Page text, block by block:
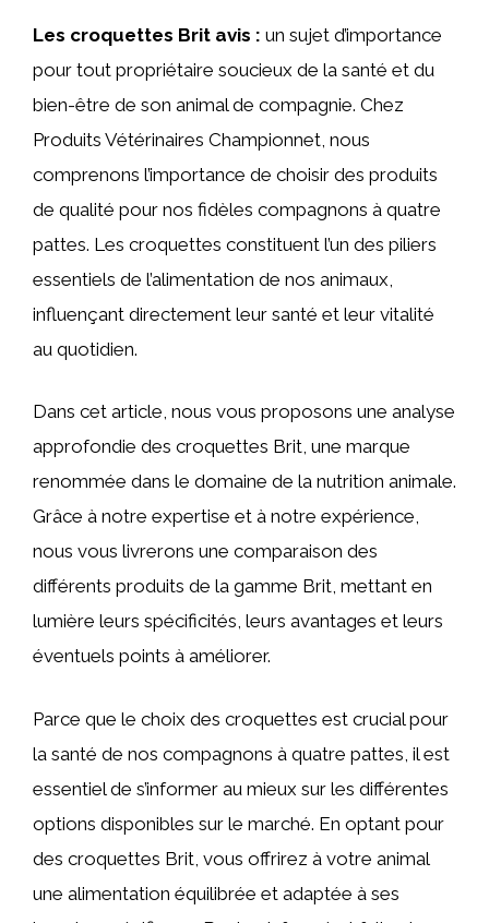
Les croquettes Brit avis : un sujet d’importance
pour tout propriétaire soucieux de la santé et du
bien-être de son animal de compagnie. Chez
Produits Vétérinaires Championnet, nous
comprenons l’importance de choisir des produits
de qualité pour nos fidèles compagnons à quatre
pattes. Les croquettes constituent l’un des piliers
essentiels de l’alimentation de nos animaux,
influençant directement leur santé et leur vitalité
au quotidien.
Dans cet article, nous vous proposons une analyse
approfondie des croquettes Brit, une marque
renommée dans le domaine de la nutrition animale.
Grâce à notre expertise et à notre expérience,
nous vous livrerons une comparaison des
différents produits de la gamme Brit, mettant en
lumière leurs spécificités, leurs avantages et leurs
éventuels points à améliorer.
Parce que le choix des croquettes est crucial pour
la santé de nos compagnons à quatre pattes, il est
essentiel de s’informer au mieux sur les différentes
options disponibles sur le marché. En optant pour
des croquettes Brit, vous offrirez à votre animal
une alimentation équilibrée et adaptée à ses